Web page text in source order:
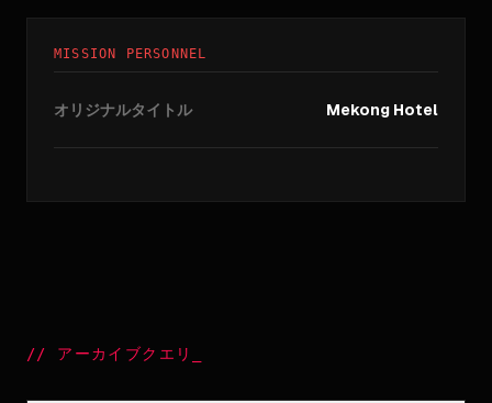
MISSION PERSONNEL
オリジナルタイトル Mekong Hotel
// アーカイブクエリ